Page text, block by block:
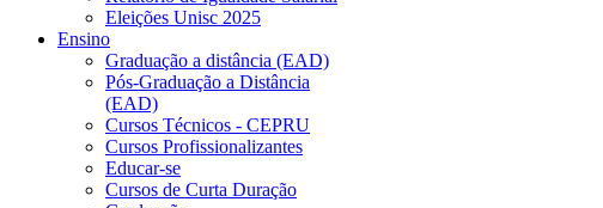
Eleições Unisc 2025
Ensino
Graduação a distância (EAD)
Pós-Graduação a Distância
(EAD)
Cursos Técnicos - CEPRU
Cursos Profissionalizantes
Educar-se
Cursos de Curta Duração